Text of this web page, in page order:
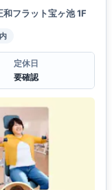
フラット宝ヶ池 1F
定休日
要確認